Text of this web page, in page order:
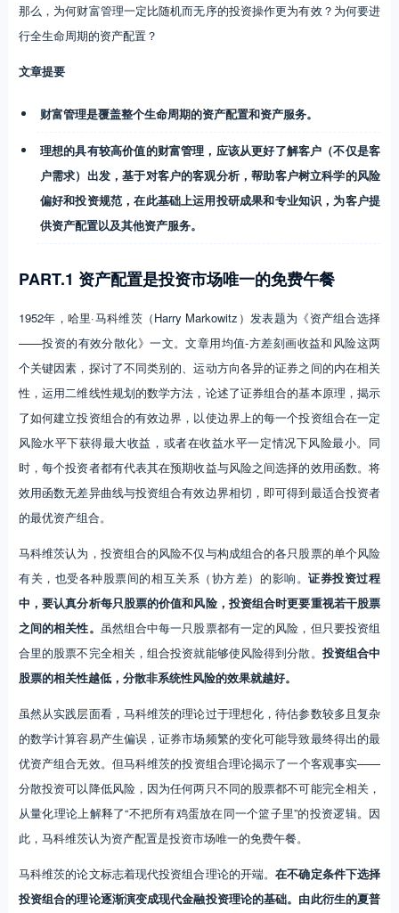
那么，为何财富管理一定比随机而无序的投资操作更为有效？为何要进
行全生命周期的资产配置？
文章提要
财富管理是覆盖整个生命周期的资产配置和资产服务。
理想的具有较高价值的财富管理，应该从更好了解客户（不仅是客
户需求）出发，基于对客户的客观分析，帮助客户树立科学的风险
偏好和投资规范，在此基础上运用投研成果和专业知识，为客户提
供资产配置以及其他资产服务。
PART.1 资产配置是投资市场唯一的免费午餐
1952年，哈里·马科维茨（Harry Markowitz）发表题为《资产组合选择
——投资的有效分散化》一文。文章用均值-方差刻画收益和风险这两
个关键因素，探讨了不同类别的、运动方向各异的证券之间的内在相关
性，运用二维线性规划的数学方法，论述了证券组合的基本原理，揭示
了如何建立投资组合的有效边界，以使边界上的每一个投资组合在一定
风险水平下获得最大收益，或者在收益水平一定情况下风险最小。同
时，每个投资者都有代表其在预期收益与风险之间选择的效用函数。将
效用函数无差异曲线与投资组合有效边界相切，即可得到最适合投资者
的最优资产组合。
马科维茨认为，投资组合的风险不仅与构成组合的各只股票的单个风险
有关，也受各种股票间的相互关系（协方差）的影响。证券投资过程
中，要认真分析每只股票的价值和风险，投资组合时更要重视若干股票
之间的相关性。 虽然组合中每一只股票都有一定的风险，但只要投资组
合里的股票不完全相关，组合投资就能够使风险得到分散。 投资组合中
股票的相关性越低，分散非系统性风险的效果就越好。
虽然从实践层面看，马科维茨的理论过于理想化，待估参数较多且复杂
的数学计算容易产生偏误，证券市场频繁的变化可能导致最终得出的最
优资产组合无效。但马科维茨的投资组合理论揭示了一个客观事实——
分散投资可以降低风险，因为任何两只不同的股票都不可能完全相关，
从量化理论上解释了“不把所有鸡蛋放在同一个篮子里”的投资逻辑。因
此，马科维茨认为资产配置是投资市场唯一的免费午餐。
马科维茨的论文标志着现代投资组合理论的开端。在不确定条件下选择
投资组合的理论逐渐演变成现代金融投资理论的基础。由此衍生的夏普